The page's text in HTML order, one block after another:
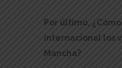
Por último,
internacional los
Mancha?